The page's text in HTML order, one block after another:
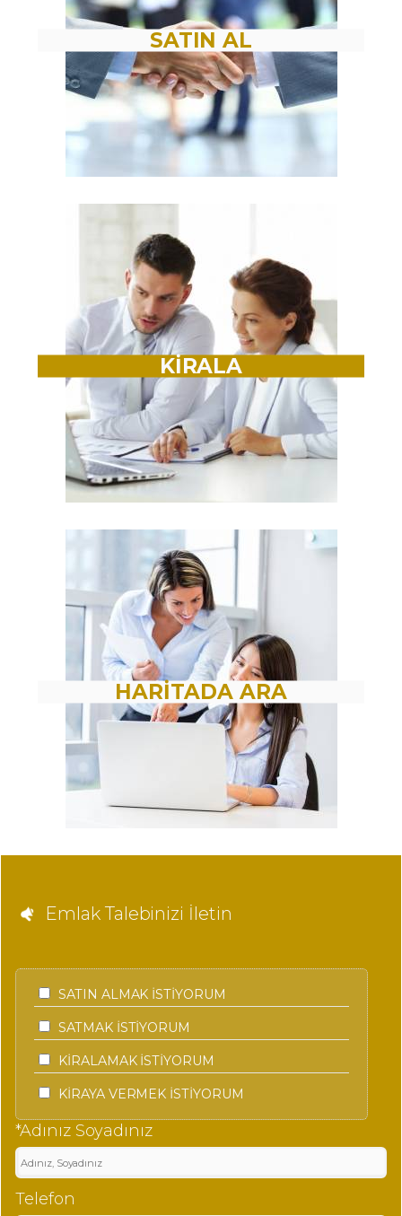
SATIN AL
KİRALA
HARİTADA ARA
Emlak Talebinizi İletin
SATIN ALMAK İSTİYORUM
SATMAK İSTİYORUM
KİRALAMAK İSTİYORUM
KİRAYA VERMEK İSTİYORUM
*Adınız Soyadınız
Telefon